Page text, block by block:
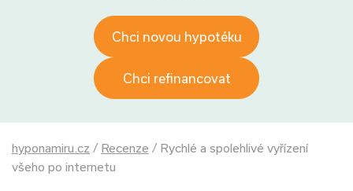
Chci novou hypotéku
Chci refinancovat
hyponamiru.cz / Recenze / Rychlé a spolehlivé vyřízení
všeho po internetu